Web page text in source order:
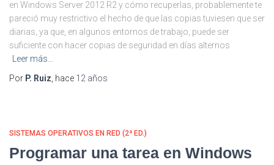
en Windows Server 2012 R2 y cómo recuperlas, probablemente te
pareció muy restrictivo el hecho de que las copias tuviesen que ser
diarias, ya que, en algunos entornos de trabajo, puede ser
suficiente con hacer copias de seguridad en días alternos
Leer más…
Por P. Ruiz , hace 12 años
SISTEMAS OPERATIVOS EN RED (2ª ED.)
Programar una tarea en Windows